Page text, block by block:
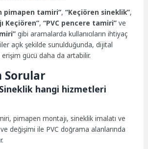
pimapen tamiri”,“Keçiören sineklik”,
Keçiören”,“PVC pencere tamiri” ve
gibi aramalarda kullanıcıların ihtiyaç
açık şekilde sunulduğunda, dijital
gücü daha da artabilir.
Sorular
Sineklik hangi hizmetleri
pimapen montajı, sineklik imalatı ve
değişimi ile PVC doğrama alanlarında